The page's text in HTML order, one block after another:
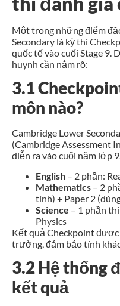
Một trong những điểm
Secondary là kỳ thi
quốc tế vào cuối Stage 9.
huynh cần nắm rõ:
3.1
môn nào?
Cambridge Lower
(Cambridge Assessment
diễn ra vào cuối năm lớp
English – 2 phần:
Mathematics – 2
tính) + Paper 2
Science – 1 phần
Physics
Kết quả Checkpoint
trường, đảm bảo tính
3.2 Hệ thống
kết quả